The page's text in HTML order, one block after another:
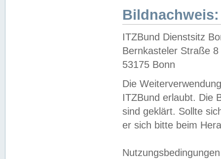
Bildnachweis:
ITZBund Dienstsitz
Bernkasteler Straße 8
53175 Bonn
Die
ITZBund erlaubt. Die
sind geklärt. Sollte
er sich bitte beim